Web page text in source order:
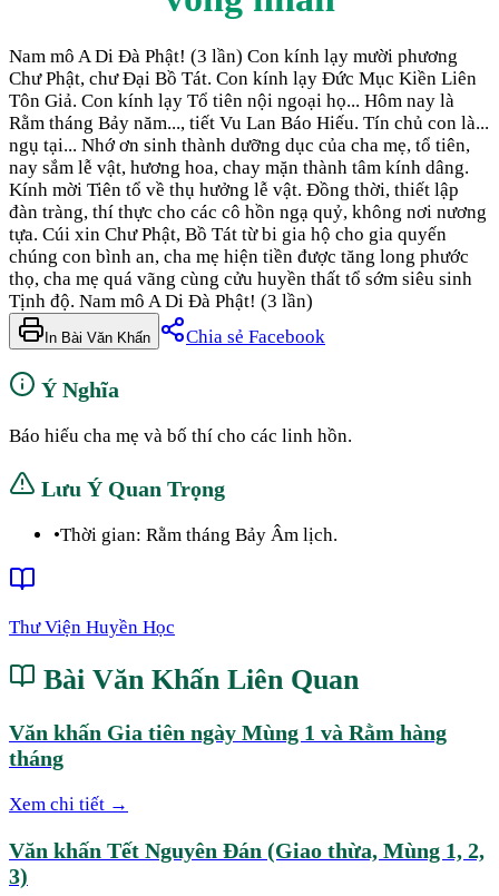
Nam mô A Di Đà Phật! (3 lần) Con kính lạy mười phương
Chư Phật, chư Đại Bồ Tát. Con kính lạy Đức Mục Kiền Liên
Tôn Giả. Con kính lạy Tổ tiên nội ngoại họ... Hôm nay là
Rằm tháng Bảy năm..., tiết Vu Lan Báo Hiếu. Tín chủ con là...
ngụ tại... Nhớ ơn sinh thành dưỡng dục của cha mẹ, tổ tiên,
nay sắm lễ vật, hương hoa, chay mặn thành tâm kính dâng.
Kính mời Tiên tổ về thụ hưởng lễ vật. Đồng thời, thiết lập
đàn tràng, thí thực cho các cô hồn ngạ quỷ, không nơi nương
tựa. Cúi xin Chư Phật, Bồ Tát từ bi gia hộ cho gia quyến
chúng con bình an, cha mẹ hiện tiền được tăng long phước
thọ, cha mẹ quá vãng cùng cửu huyền thất tổ sớm siêu sinh
Tịnh độ. Nam mô A Di Đà Phật! (3 lần)
In Bài Văn Khấn Chia sẻ Facebook
Ý Nghĩa
Báo hiếu cha mẹ và bố thí cho các linh hồn.
Lưu Ý Quan Trọng
•Thời gian: Rằm tháng Bảy Âm lịch.
Thư Viện Huyền Học
Bài Văn Khấn Liên Quan
Văn khấn Gia tiên ngày Mùng 1 và Rằm hàng
tháng
Xem chi tiết →
Văn khấn Tết Nguyên Đán (Giao thừa, Mùng 1, 2,
3)